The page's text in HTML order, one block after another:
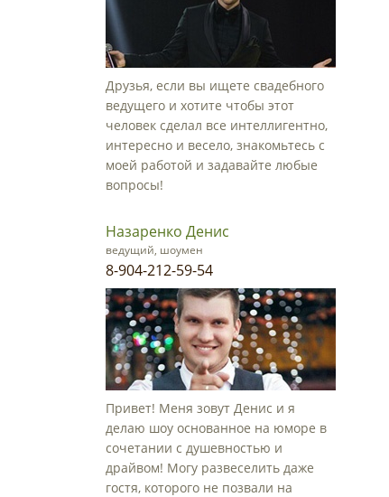
Друзья, если вы ищете свадебного
ведущего и хотите чтобы этот
человек сделал все интеллигентно,
интересно и весело, знакомьтесь с
моей работой и задавайте любые
вопросы!
Назаренко Денис
ведущий, шоумен
8-904-212-59-54
Привет! Меня зовут Денис и я
делаю шоу основанное на юморе в
сочетании с душевностью и
драйвом! Могу развеселить даже
гостя, которого не позвали на